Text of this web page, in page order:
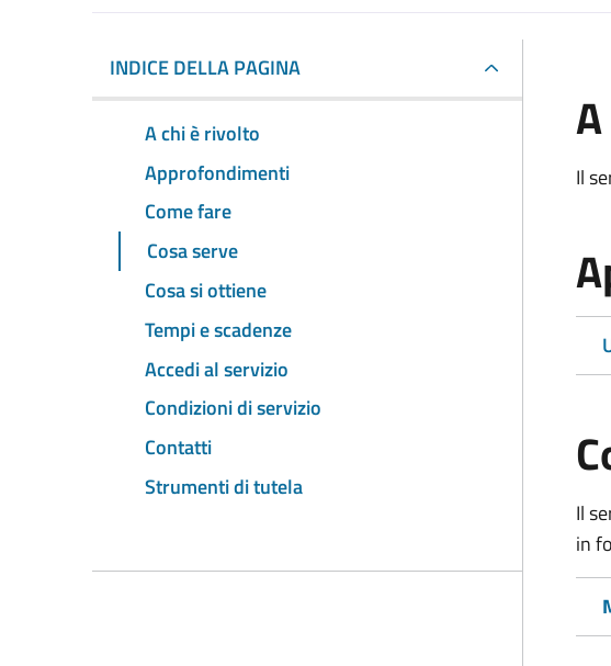
INDICE DELLA PAGINA
A chi è rivolto
Approfondimenti
Come fare
Cosa serve
Cosa si ottiene
Tempi e scadenze
Accedi al servizio
Condizioni di servizio
Contatti
Strumenti di tutela
Il
Il
in